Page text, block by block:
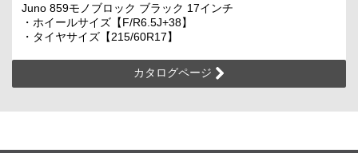
Juno 859モノブロック ブラック 17インチ
・ホイールサイズ【F/R6.5J+38】
・タイヤサイズ【215/60R17】
カタログページ